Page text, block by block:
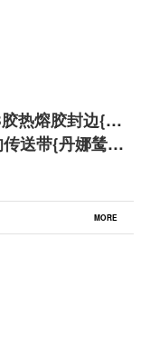
热熔胶封边{丹
送带{丹娜鸶过
MORE